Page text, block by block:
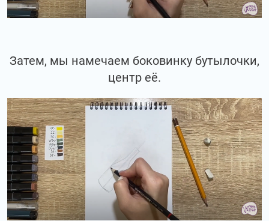
Затем, мы намечаем боковинку бутылочки,
центр её.